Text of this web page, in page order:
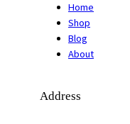
Home
Shop
Blog
About
Address